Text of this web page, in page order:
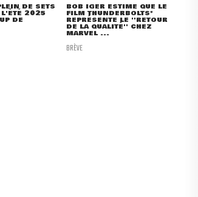
DE SETS
L'ÉTÉ 2025
DE
BOB IGER ESTIME QUE LE
FILM THUNDERBOLTS*
REPRÉSENTE LE ''RETOUR
DE LA QUALITÉ'' CHEZ
MARVEL ...
BRÈVE